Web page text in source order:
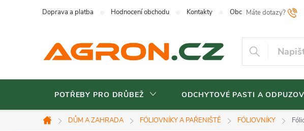
Doprava a platba Hodnocení obchodu Kontakty Obchodní podmínky
POTŘEBY PRO DRŮBEŽ ODCHYTOVÉ PASTI A
Domů
DŮM A ZAHRADA FÓLIOVNÍKY A PAŘENIŠTĚ FÓLIOVNÍKY